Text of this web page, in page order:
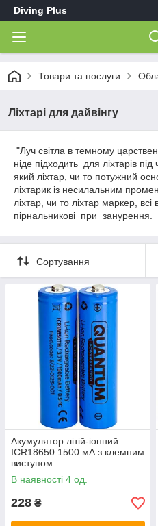
Diving Plus
Товари та послуги
Ліхтарі для дайвінгу
"Луч світла в темному
ніде підходить для ліхтарів
який ліхтар, чи то потужний
ліхтарик із несилальним
ліхтар, чи то ліхтар маркер,
пірнальникові при занурення.
Сортування
Акумулятор літій-іонний
ICR18650 1500 мА з клемним
виступом
В наявності 4 од.
228 ₴